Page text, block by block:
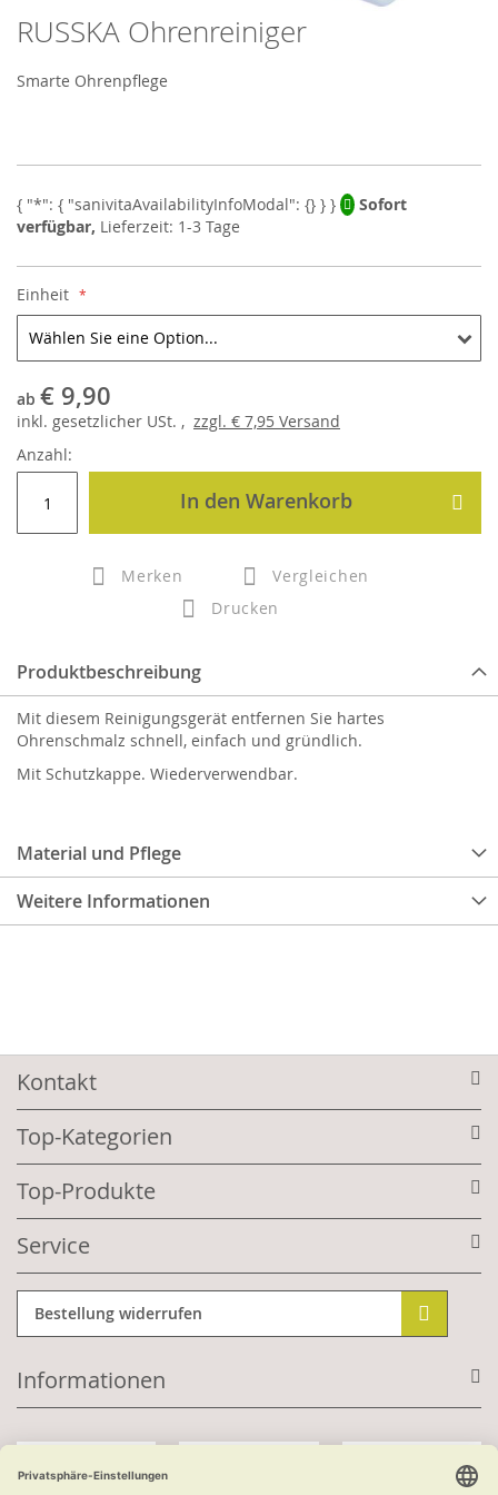
Skip
to
the
beginning
images
RUSSKA Ohrenreiniger
Smarte Ohrenpflege
Sofort
verfügbar, Lieferzeit: 1-3 Tage
Einheit
ab € 9,90
inkl. gesetzlicher USt. , zzgl. € 7,95 Versand
Anzahl:
In den Warenkorb
Merken
Vergleichen
Drucken
Produktbeschreibung
Material und Pflege
Weitere Informationen
Mit diesem Reinigungsgerät entfernen Sie hartes
Ohrenschmalz schnell, einfach und gründlich.
Mit Schutzkappe. Wiederverwendbar.
Kontakt
Top-Kategorien
Top-Produkte
Service
Bestellung widerrufen
Informationen